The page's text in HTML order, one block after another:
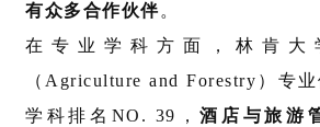
有众多合作伙伴。
在专业学科方面，林肯大
（Agriculture and Forestry）专
学科排名NO. 39，酒店与旅游